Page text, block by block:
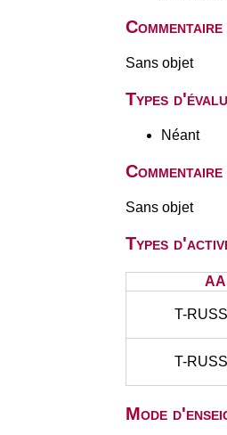
Sans objet
Types
Néant
Sans objet
Types
AA
T-
T-
Mode